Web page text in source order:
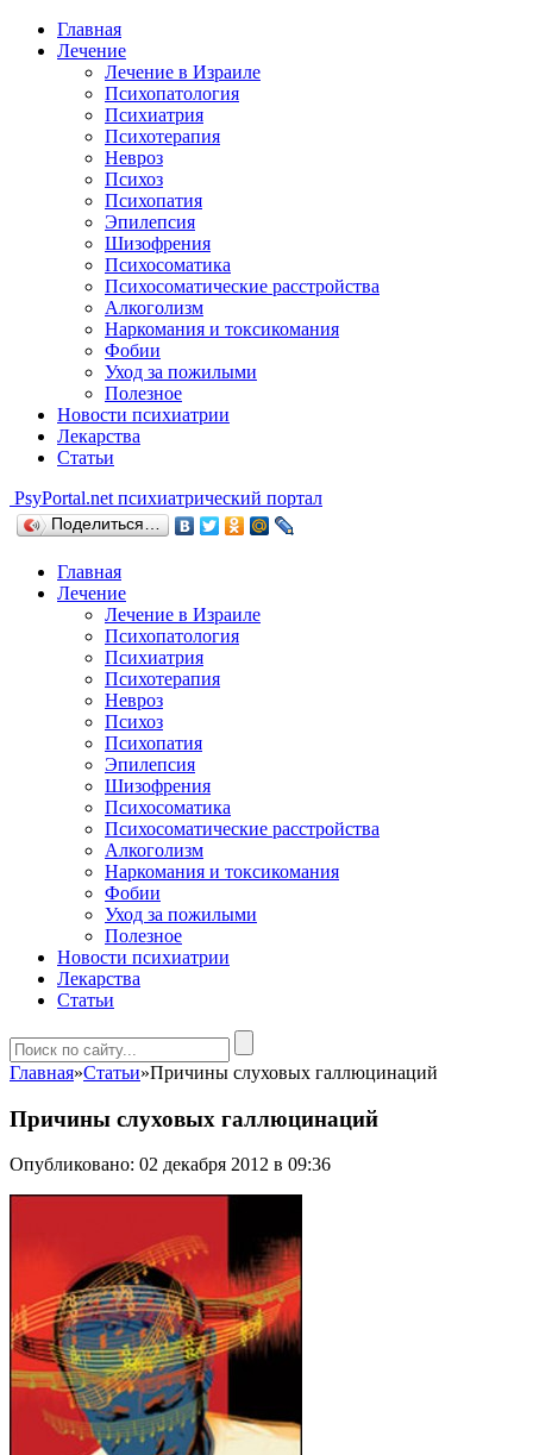
Главная
Лечение
Лечение в Израиле
Психопатология
Психиатрия
Психотерапия
Невроз
Психоз
Психопатия
Эпилепсия
Шизофрения
Психосоматика
Психосоматические расстройства
Алкоголизм
Наркомания и токсикомания
Фобии
Уход за пожилыми
Полезное
Новости психиатрии
Лекарства
Статьи
PsyPortal.net психиатрический портал
Поделиться…
Главная
Лечение
Лечение в Израиле
Психопатология
Психиатрия
Психотерапия
Невроз
Психоз
Психопатия
Эпилепсия
Шизофрения
Психосоматика
Психосоматические расстройства
Алкоголизм
Наркомания и токсикомания
Фобии
Уход за пожилыми
Полезное
Новости психиатрии
Лекарства
Статьи
Главная»Статьи»Причины слуховых галлюцинаций
Причины слуховых галлюцинаций
Опубликовано: 02 декабря 2012 в 09:36